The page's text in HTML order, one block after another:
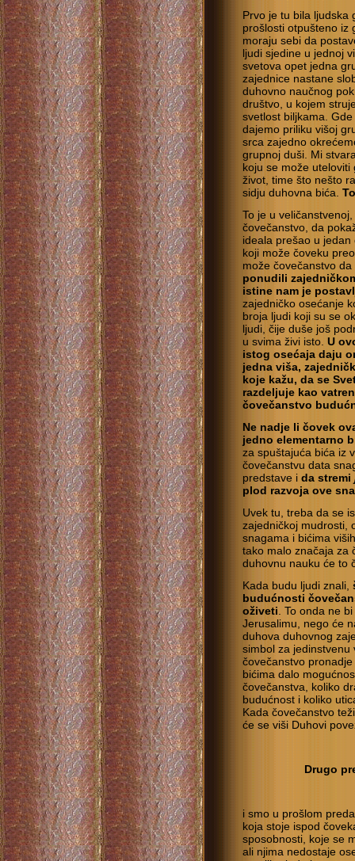
Prvo je tu bila ljudska
prošlosti otpušteno iz
moraju sebi da
ljudi sjedine u jednoj
svetova opet jedna
zajednice nastane
duhovno naučnog
društvo, u kojem
svetlost biljkama.
dajemo priliku višoj
srca zajedno
grupnoj duši. Mi
koju se može
život, time što nešto
sidju duhovna bića.
To je u
čovečanstvo, da
ideala prešao u
koji može čoveku
može čovečanstvo
ponudili
istine nam je
zajedničko osećanje
broja ljudi koji su se
ljudi, čije duše još
u svima živi isto. U
istog osećaja daju
jedna viša,
koje kažu, da se
razdeljuje kao
čovečanstvo
Ne nadje li čovek
jedno elementarno
za spuštajuća bića iz
čovečanstvu data
predstave i da stremi
plod razvoja ove
Uvek tu, treba da se
zajedničkoj mudrosti,
snagama i bićima
tako malo značaja za
duhovnu nauku će to
Kada budu ljudi znali,
budućnosti
oživeti . To onda ne
Jerusalimu, nego će
duhova duhovnog
simbol za jedinstvenu
čovečanstvo
bićima dalo
čovečanstva, koliko
budućnost i koliko
Kada čovečanstvo
će se viši Duhovi
Drugo
i smo u prošlom
koja stoje ispod
sposobnosti, koje se
ali njima nedostaje